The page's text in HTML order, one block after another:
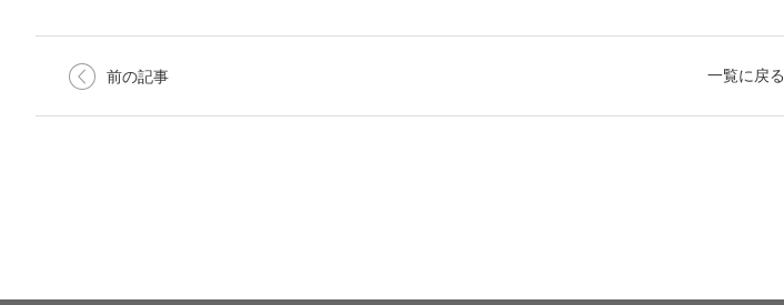
前の記事 一覧に戻る